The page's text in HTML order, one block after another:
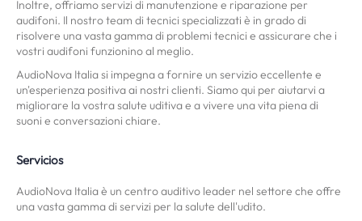
Inoltre, offriamo servizi di manutenzione e riparazione per
audifoni. Il nostro team di tecnici specializzati è in grado di
risolvere una vasta gamma di problemi tecnici e assicurare che i
vostri audifoni funzionino al meglio.
AudioNova Italia si impegna a fornire un servizio eccellente e
un'esperienza positiva ai nostri clienti. Siamo qui per aiutarvi a
migliorare la vostra salute uditiva e a vivere una vita piena di
suoni e conversazioni chiare.
Servicios
AudioNova Italia è un centro auditivo leader nel settore che offre
una vasta gamma di servizi per la salute dell'udito.